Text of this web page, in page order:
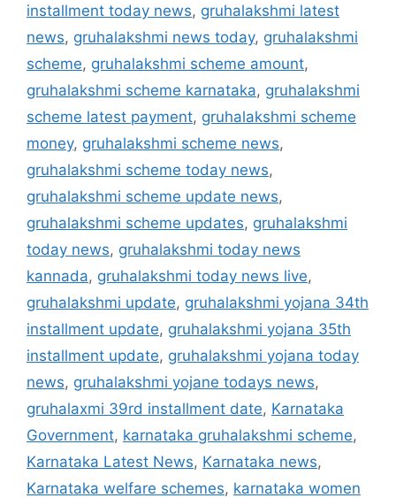
installment today news, gruhalakshmi latest
news, gruhalakshmi news today, gruhalakshmi
scheme, gruhalakshmi scheme amount,
gruhalakshmi scheme karnataka, gruhalakshmi
scheme latest payment, gruhalakshmi scheme
money, gruhalakshmi scheme news,
gruhalakshmi scheme today news,
gruhalakshmi scheme update news,
gruhalakshmi scheme updates, gruhalakshmi
today news, gruhalakshmi today news
kannada, gruhalakshmi today news live,
gruhalakshmi update, gruhalakshmi yojana 34th
installment update, gruhalakshmi yojana 35th
installment update, gruhalakshmi yojana today
news, gruhalakshmi yojane todays news,
gruhalaxmi 39rd installment date, Karnataka
Government, karnataka gruhalakshmi scheme,
Karnataka Latest News, Karnataka news,
Karnataka welfare schemes, karnataka women